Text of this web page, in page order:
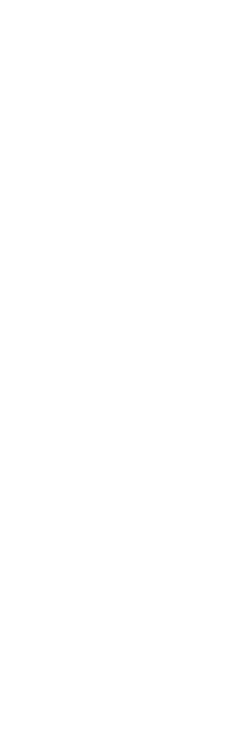
Mitarbeiter an
Staatsexamen als
Tübingen und später als
am Lehrstuhl Professor
die deutsche Rechts-,
sowie das geltende
Universität Würzburg und
in einer örtlichen
Eintritt in den
im Innenministerium.
Verwaltungsverfahrens-,
sowie das
des Rechts der
das Staatshaftungs- und
In allen
aktiven Dienst.
einzelne Aufsätzen und
der deutschen Rechts-
bis 18. Jh.), die frühe
der SED-Opfer
a. in Thüringen).
Stiftung: 01/2018 –